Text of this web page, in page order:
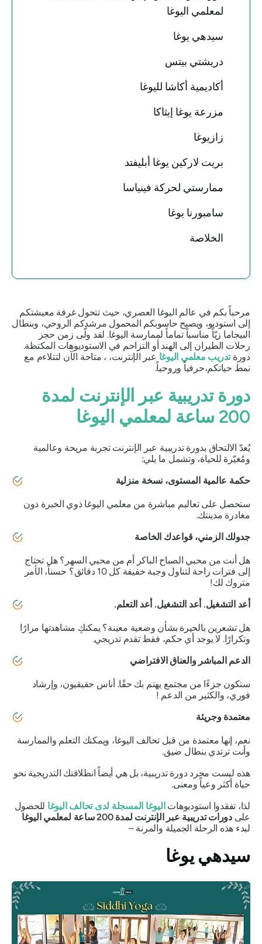
لمعلمي اليوغا
سيدهي يوغا
دريشتي بيتس
أكاديمية أكاشا لليوغا
مزرعة يوغا إيثاكا
زازيوغا
بريت لاركين يوغا أبليفتد
ممارستي لحركة فينياسا
سامبورنا يوغا
الخلاصة
مرحباً بكم في عالم اليوغا العصري، حيث تتحول غرفة معيشتكم
إلى استوديو، ويصبح حاسوبكم المحمول مرشدكم الروحي، وبنطال
البيجاما زيّاً مناسباً تماماً لممارسة اليوغا. لقد ولّى زمن حجز
رحلات الطيران إلى الهند أو التزاحم في الاستوديوهات المكتظة.
دورةتدريب معلمي اليوغاعبر الإنترنت،، متاحة الآن لتتلاءم مع
نمط حياتكم،حرفياًوروحياً.
دورة تدريبية عبر الإنترنت لمدة
200 ساعة لمعلمي اليوغا
يُعدّ الالتحاق بدورة تدريبية عبر الإنترنت تجربة مريحة وعالمية
ومُغيّرة للحياة، وتشمل ما يلي:
حكمة عالمية المستوى، نسخة منزلية
ستحصل على تعاليم مباشرة من معلمي اليوغا ذوي الخبرة دون
مغادرة مدينتك.
جدولك الزمني، قواعدك الخاصة
هل أنت من محبي الصباح الباكر أم من محبي السهر؟ هل تحتاج
إلى فترات راحة لتناول وجبة خفيفة كل 10 دقائق؟ حسناً، الأمر
متروك لك!
أعد التشغيل. أعد التشغيل. أعد التعلم.
هل تشعرين بالحيرة بشأن وضعية معينة؟ يمكنكِ مشاهدتها مرارًا
وتكرارًا. لا يوجد أي حكم، فقط تقدم تدريجي.
الدعم المباشر والعناق الافتراضي
ستكون جزءًا من مجتمع يهتم بك حقًا. أناس حقيقيون، وإرشاد
فوري، والكثير منالدعم!
معتمدة وجريئة
نعم، إنها معتمدة من قبل تحالف اليوغا، ويمكنك التعلم والممارسة
وأنت ترتدي بنطال ضيق.
هذه ليست مجرد دورة تدريبية، بل هي أيضاً انطلاقتك التدريجية نحو
حياة أكثر وعياً ومعنى.
لذا، تفقدوا استوديوهاتاليوغا المسجلة لدى تحالف اليوغاللحصول
على دورات تدريبية عبر الإنترنت لمدة 200 ساعة لمعلمي اليوغا
لبدء هذه الرحلة الجميلة والمرنة –
سيدهي يوغا